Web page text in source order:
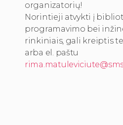
organizatorių!
Norintieji atvykti į
programavimo bei
rinkiniais, gali kreiptis
arba el. paštu